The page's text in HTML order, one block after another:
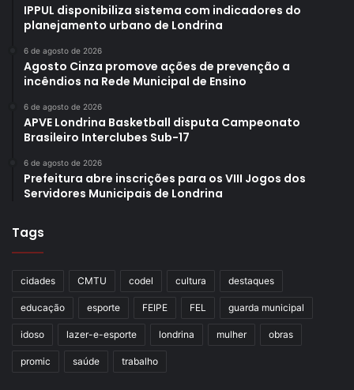
IPPUL disponibiliza sistema com indicadores do
planejamento urbano de Londrina
6 de agosto de 2026
Agosto Cinza promove ações de prevenção a
incêndios na Rede Municipal de Ensino
6 de agosto de 2026
APVE Londrina Basketball disputa Campeonato
Brasileiro Interclubes Sub-17
6 de agosto de 2026
Prefeitura abre inscrições para os VIII Jogos dos
Servidores Municipais de Londrina
Tags
cidades CMTU codel cultura destaques
educação esporte FEIPE FEL guarda municipal
idoso lazer-e-esporte londrina mulher obras
promic saúde trabalho